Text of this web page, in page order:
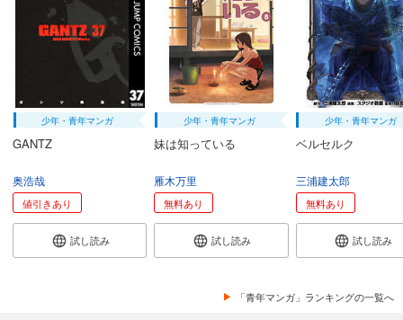
少年・青年マンガ
GANTZ
奥浩哉
値引きあり
試し読み
少年・青年マンガ
妹は知っている
雁木万里
無料あり
試し読み
少年・青年マンガ
ベルセルク
三浦建太郎
無料あり
試し読み
「青年マンガ」ランキングの一覧へ